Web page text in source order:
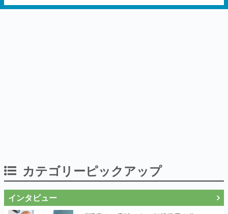
「現実より意味のある仮想世界を作る」
──『EVE Online』の生みの親が18年掲げ